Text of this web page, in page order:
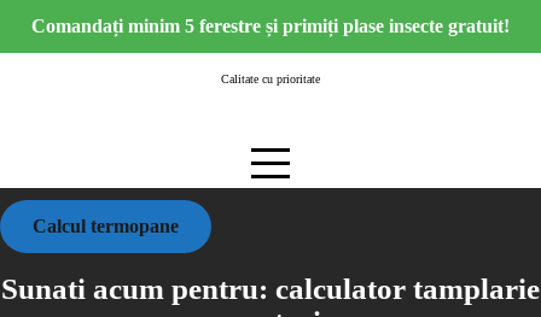
Comandați minim 5 ferestre și primiți plase insecte gratuit!
Calitate cu prioritate
Calcul termopane
Sunati acum pentru: calculator tamplarie